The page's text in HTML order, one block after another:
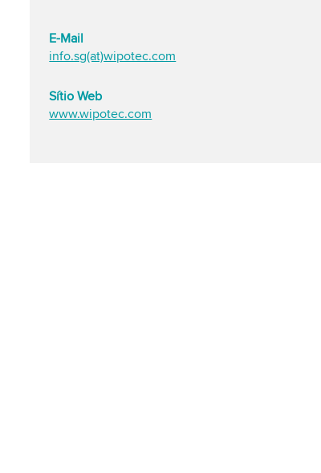
E-Mail
info.sg(at)wipotec.com
Sítio Web
www.wipotec.com